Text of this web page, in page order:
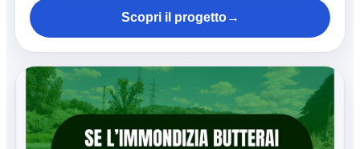
Scopri il progetto→